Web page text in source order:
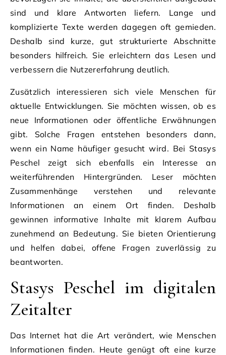
sind und klare Antworten liefern. Lange und
komplizierte Texte werden dagegen oft gemieden.
Deshalb sind kurze, gut strukturierte Abschnitte
besonders hilfreich. Sie erleichtern das Lesen und
verbessern die Nutzererfahrung deutlich.
Zusätzlich interessieren sich viele Menschen für
aktuelle Entwicklungen. Sie möchten wissen, ob es
neue Informationen oder öffentliche Erwähnungen
gibt. Solche Fragen entstehen besonders dann,
wenn ein Name häufiger gesucht wird. Bei Stasys
Peschel zeigt sich ebenfalls ein Interesse an
weiterführenden Hintergründen. Leser möchten
Zusammenhänge verstehen und relevante
Informationen an einem Ort finden. Deshalb
gewinnen informative Inhalte mit klarem Aufbau
zunehmend an Bedeutung. Sie bieten Orientierung
und helfen dabei, offene Fragen zuverlässig zu
beantworten.
Stasys Peschel im digitalen
Zeitalter
Das Internet hat die Art verändert, wie Menschen
Informationen finden. Heute genügt oft eine kurze